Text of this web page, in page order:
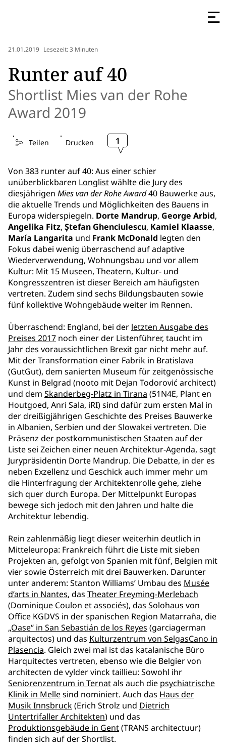
21.01.2019 Lesezeit: 3 Minuten
Runter auf 40
Shortlist Mies van der Rohe
Award 2019
Teilen Drucken 1
Von 383 runter auf 40: Aus einer schier
unüberblickbaren Longlistwählte die Jury des
diesjährigen Mies van der Rohe Award40 Bauwerke aus,
die aktuelle Trends und Möglichkeiten des Bauens in
Europa widerspiegeln. Dorte Mandrup, George Arbid,
Angelika Fitz, Ștefan Ghenciulescu, Kamiel Klaasse,
María Langarita und Frank McDonald legten den
Fokus dabei wenig überraschend auf adaptive
Wiederverwendung, Wohnungsbau und vor allem
Kultur: Mit 15 Museen, Theatern, Kultur- und
Kongresszentren ist dieser Bereich am häufigsten
vertreten. Zudem sind sechs Bildungsbauten sowie
fünf kollektive Wohngebäude weiter im Rennen.
Überraschend: England, bei der letzten Ausgabe des
Preises 2017 noch einer der Listenführer, taucht im
Jahr des voraussichtlichen Brexit gar nicht mehr auf.
Mit der Transformation einer Fabrik in Bratislava
(GutGut), dem sanierten Museum für zeitgenössische
Kunst in Belgrad (nooto mit Dejan Todorović architect)
und dem Skanderbeg-Platz in Tirana (51N4E, Plant en
Houtgoed, Anri Sala, iRI) sind dafür zum ersten Mal in
der dreißigjährigen Geschichte des Preises Bauwerke
in Albanien, Serbien und der Slowakei vertreten. Die
Präsenz der postkommunistischen Staaten auf der
Liste sei Zeichen einer neuen Architektur-Agenda, sagt
Jurypräsidentin Dorte Mandrup. Die Debatte, in der es
neben Exzellenz und Geschick auch immer mehr um
die Hinterfragung der Architektenrolle gehe, ziehe
sich quer durch Europa. Der Mittelpunkt Europas
bewege sich jedoch mit den Jahren und halte die
Architektur lebendig.
Rein zahlenmäßig liegt dieser weiterhin deutlich in
Mitteleuropa: Frankreich führt die Liste mit sieben
Projekten an, gefolgt von Spanien mit fünf, Belgien mit
vier sowie Österreich mit drei Bauwerken. Darunter
unter anderem: Stanton Williams’ Umbau des Musée
d’arts in Nantes, das Theater Freyming-Merlebach
(Dominique Coulon et associés), das Solohaus von
Office KGDVS in der spanischen Region Matarraña, die
„Oase“ in San Sebastián de los Reyes (garciagerman
arquitectos) und das Kulturzentrum von SelgasCano in
Plasencia. Gleich zwei mal ist das katalanische Büro
Harquitectes vertreten, ebenso wie die Belgier von
architecten de vylder vinck taillieu: Sowohl ihr
Seniorenzentrum in Ternatals auch die psychiatrische
Klinik in Mellesind nominiert. Auch das Haus der
Musik Innsbruck(Erich Strolz und Dietrich
Untertrifaller Architekten) und das
Produktionsgebäude in Gent(TRANS architectuur)
finden sich auf der Shortlist.